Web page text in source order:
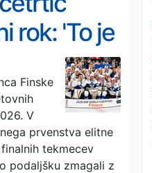
rok: 'To je
Finske
V
prvenstva elitne
tekmecev
podaljšku zmagali z